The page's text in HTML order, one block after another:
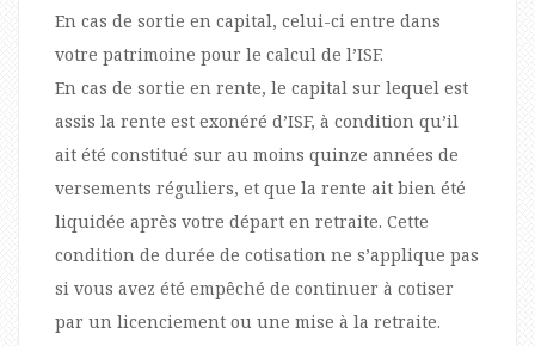
En cas de sortie en capital, celui-ci entre dans
votre patrimoine pour le calcul de l’ISF.
En cas de sortie en rente, le capital sur lequel est
assis la rente est exonéré d’ISF, à condition qu’il
ait été constitué sur au moins quinze années de
versements réguliers, et que la rente ait bien été
liquidée après votre départ en retraite. Cette
condition de durée de cotisation ne s’applique pas
si vous avez été empêché de continuer à cotiser
par un licenciement ou une mise à la retraite.